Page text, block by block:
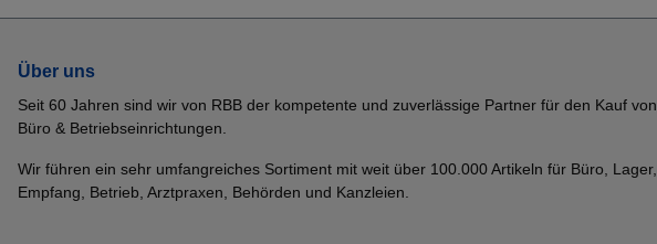
Über uns
Seit 60 Jahren sind wir von RBB der kompetente und zuverlässige Partner für den Kauf von
Büro & Betriebseinrichtungen.
Wir führen ein sehr umfangreiches Sortiment mit weit über 100.000 Artikeln für Büro, Lager,
Empfang, Betrieb, Arztpraxen, Behörden und Kanzleien.